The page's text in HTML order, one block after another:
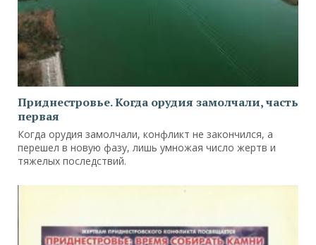
Приднестровье. Когда орудия замолчали, часть
первая
Когда орудия замолчали, конфликт не закончился, а
перешел в новую фазу, лишь умножая число жертв и
тяжелых последствий.